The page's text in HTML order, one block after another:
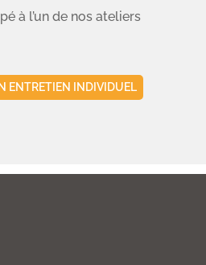
à l’un de nos ateliers
ENTRETIEN INDIVIDUEL